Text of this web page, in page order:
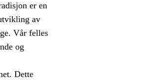
er en
av
Vår felles
og
Dette